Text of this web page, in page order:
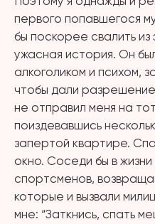
первого попавшегося
бы поскорее свалить
ужасная история. Он
алкоголиком и психом,
чтобы дали
не отправил меня на
поиздевавшись
запертой квартире.
окно. Соседи бы в
спортсменов,
которые и вызвали
мне: “Заткнись, спать